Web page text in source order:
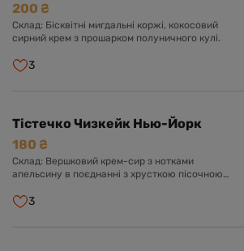
200 ₴
Склад: Бісквітні мигдальні коржі, кокосовий
сирний крем з прошарком полуничного кулі.
3
Тістечко Чизкейк Нью-Йорк
180 ₴
Склад: Вершковий крем-сир з нотками
апельсину в поєднанні з хрусткою пісочною
3